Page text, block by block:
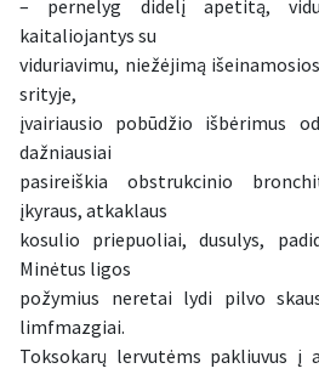
– pernelyg didelį apetitą,
kaitaliojantys su
viduriavimu, niežėjimą
srityje,
įvairiausio pobūdžio išbėrimus
dažniausiai
pasireiškia obstrukcinio
įkyraus, atkaklaus
kosulio priepuoliai, dusulys,
Minėtus ligos
požymius neretai lydi pilvo
limfmazgiai.
Toksokarų lervutėms pakliuvus į